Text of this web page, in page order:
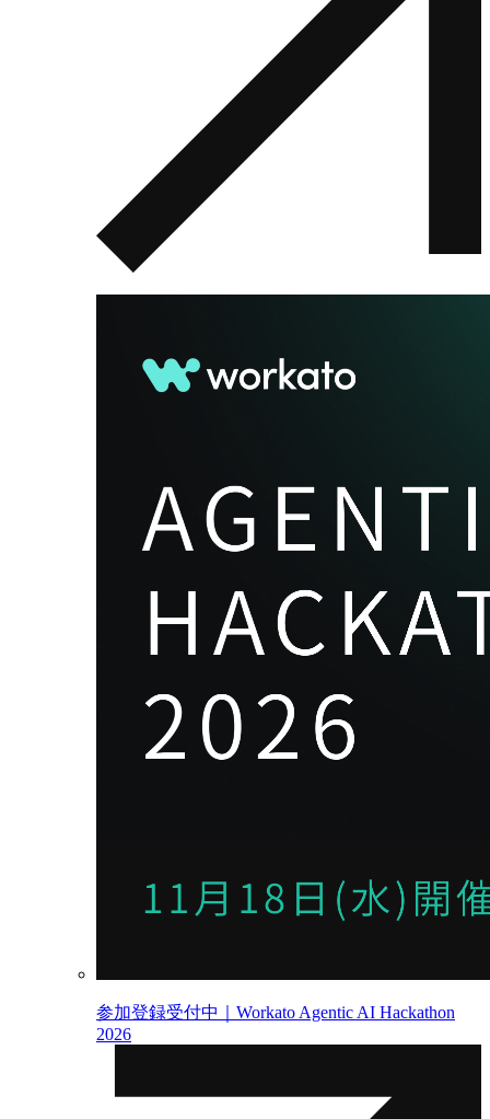
参加登録受付中｜Workato Agentic AI Hackathon
2026